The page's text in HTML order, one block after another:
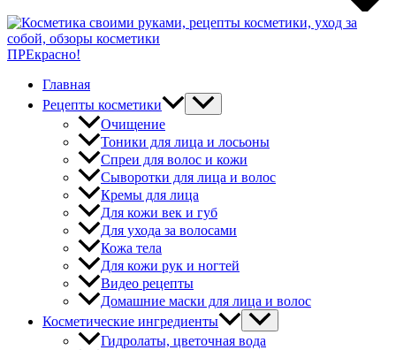
ПРЕкрасно!
Главная
Рецепты косметики
Очищение
Тоники для лица и лосьоны
Спреи для волос и кожи
Сыворотки для лица и волос
Кремы для лица
Для кожи век и губ
Для ухода за волосами
Кожа тела
Для кожи рук и ногтей
Видео рецепты
Домашние маски для лица и волос
Косметические ингредиенты
Гидролаты, цветочная вода